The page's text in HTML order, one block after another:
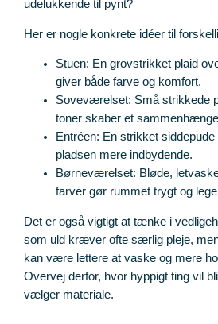
udelukkende til pynt?
Her er nogle konkrete idéer til
Stuen: En grovstrikket plaid
giver både farve og komfort.
Soveværelset: Små strikkede
toner skaber et
Entréen: En strikket
pladsen mere indbydende.
Børneværelset: Bløde,
farver gør rummet trygt og
Det er også vigtigt at tænke i
som uld kræver ofte særlig pleje,
kan være lettere at vaske og mere
Overvej derfor, hvor hyppigt ting vil
vælger materiale.